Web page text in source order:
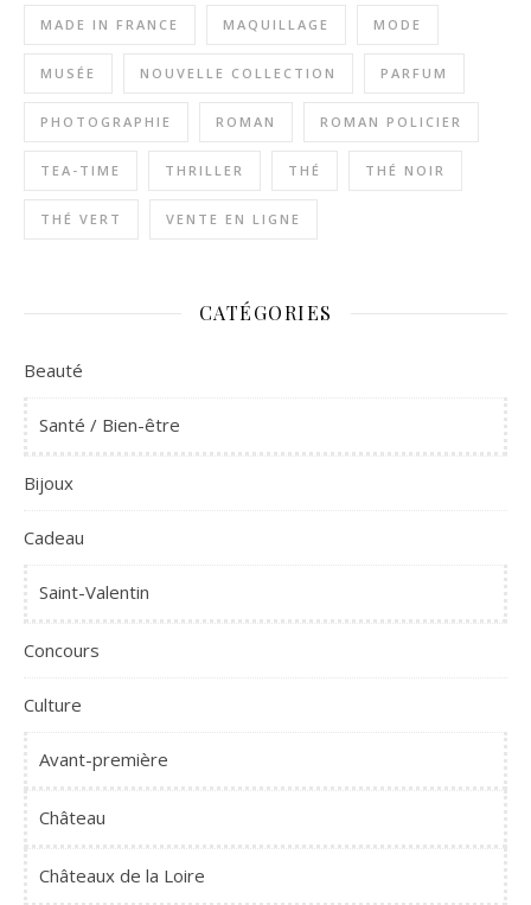
MADE IN FRANCE MAQUILLAGE MODE
MUSÉE NOUVELLE COLLECTION PARFUM
PHOTOGRAPHIE ROMAN ROMAN POLICIER
TEA-TIME THRILLER THÉ THÉ NOIR
THÉ VERT VENTE EN LIGNE
CATÉGORIES
Beauté
Santé / Bien-être
Bijoux
Cadeau
Saint-Valentin
Concours
Culture
Avant-première
Château
Châteaux de la Loire